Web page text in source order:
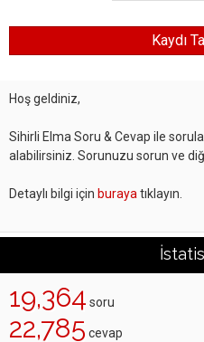
Hoş geldiniz,
Sihirli Elma Soru & Cevap ile
alabilirsiniz. Sorunuzu sorun ve
Detaylı bilgi için buraya tıklayın.
19,364 soru
22,785 cevap